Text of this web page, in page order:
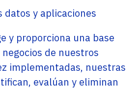
datos y aplicaciones
y proporciona una base
de nuestros
implementadas, nuestras
evalúan y eliminan